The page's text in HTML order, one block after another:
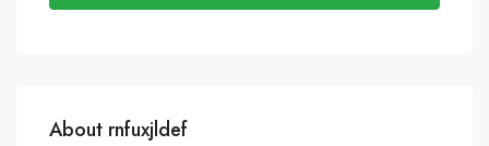
About rnfuxjldef